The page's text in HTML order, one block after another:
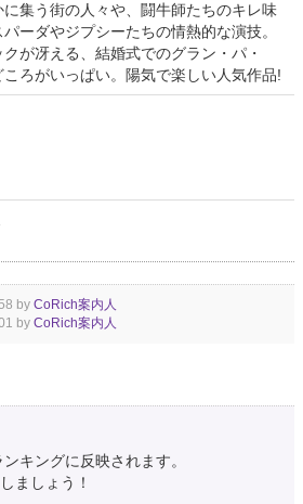
に集う街の人々や、闘牛師たちのキレ味
ーダやジプシーたちの情熱的な演技。
が冴える、結婚式でのグラン・パ・
ころがいっぱい。陽気で楽しい人気作品!
by CoRich案内人
by CoRich案内人
キングに反映されます。
ましょう！